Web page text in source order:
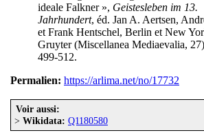
ideale Falkner », Geistesleben im 13.
Jahrhundert, éd. Jan A. Aertsen,
et Frank Hentschel, Berlin et New
Gruyter (Miscellanea Mediaevalia,
499-512.
Permalien: https://arlima.net/no/17732
Voir aussi:
> Wikidata: Q1180580